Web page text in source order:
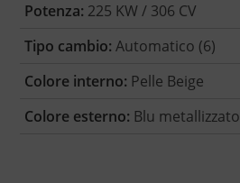
Potenza: 225 KW / 306 CV
Tipo cambio: Automatico (6)
Colore interno: Pelle Beige
Colore esterno: Blu metallizzato